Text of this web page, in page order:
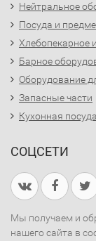
Нейтральное
Посуда и
Хлебопекарное
Барное
Оборудование
Запасные части
Кухонная
СОЦСЕТИ
Мы получаем и
нашего сайта в